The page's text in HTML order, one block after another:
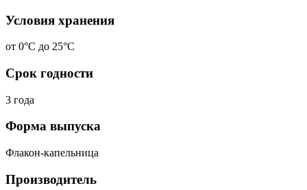
Условия хранения
от 0°С до 25°С
Срок годности
3 года
Форма выпуска
Флакон-капельница
Производитель